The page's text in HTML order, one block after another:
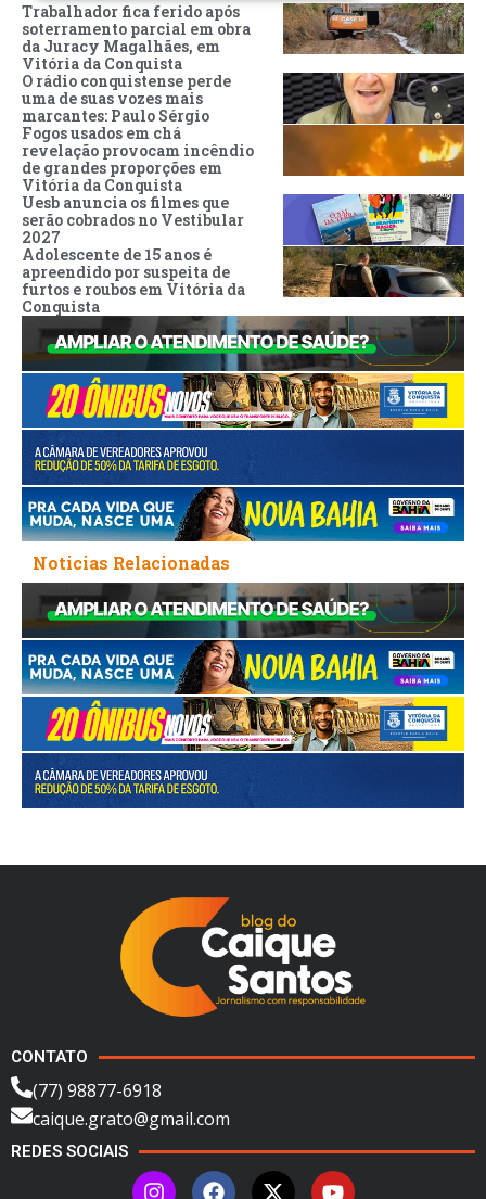
Trabalhador fica ferido após
soterramento parcial em obra
da Juracy Magalhães, em
Vitória da Conquista
O rádio conquistense perde
uma de suas vozes mais
marcantes: Paulo Sérgio
Fogos usados em chá
revelação provocam incêndio
de grandes proporções em
Vitória da Conquista
Uesb anuncia os filmes que
serão cobrados no Vestibular
2027
Adolescente de 15 anos é
apreendido por suspeita de
furtos e roubos em Vitória da
Conquista
Noticias Relacionadas
CONTATO
(77) 98877-6918
caique.grato@gmail.com
REDES SOCIAIS